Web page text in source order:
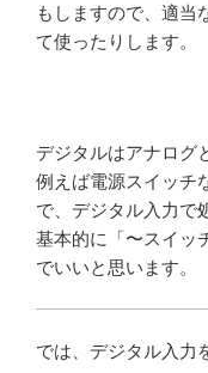
もしますので、適当
て使ったりします。
デジタルはアナログ
例えば電源スイッチ
で、デジタル入力で
基本的に「〜スイッ
でいいと思います。
では、デジタル入力